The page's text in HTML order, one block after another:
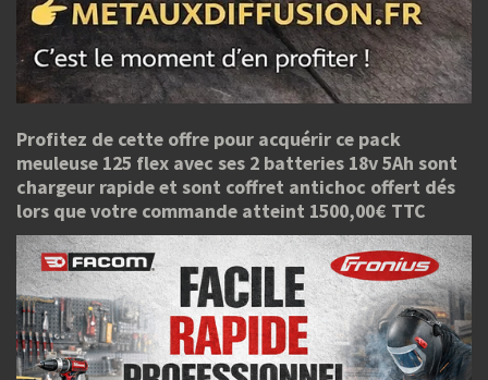
Profitez de cette offre pour acquérir ce pack
meuleuse 125 flex avec ses 2 batteries 18v 5Ah sont
chargeur rapide et sont coffret antichoc offert dés
lors que votre commande atteint 1500,00€ TTC